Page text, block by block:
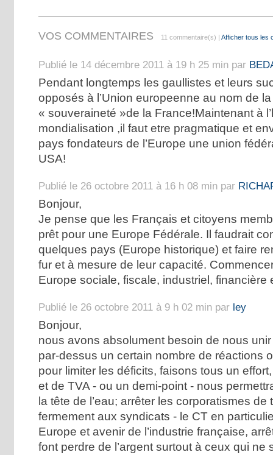
VOS COMMENTAIRES 11 commentaire(s) | Afficher tous les
Publié le 14 décembre 2011 à 19 h 25 min par
Pendant longtemps les gaullistes et leurs
opposés à l’Union europeenne au nom de la
« souveraineté »de la France!Maintenant à
mondialisation ,il faut etre pragmatique et
pays fondateurs de l’Europe une union
USA!
Publié le 26 octobre 2011 à 16 h 08 min par
Bonjour,
Je pense que les Français et citoyens
prêt pour une Europe Fédérale. Il faudrait
quelques pays (Europe historique) et faire
fur et à mesure de leur capacité.
Europe sociale, fiscale, industriel, financière
Publié le 26 octobre 2011 à 9 h 02 min par ley
Bonjour,
nous avons absolument besoin de nous
par-dessus un certain nombre de réactions
pour limiter les déficits, faisons tous un
et de TVA - ou un demi-point - nous
la tête de l’eau; arrêter les corporatismes de
fermement aux syndicats - le CT en
Europe et avenir de l’industrie française,
font perdre de l’argent surtout à ceux qui ne